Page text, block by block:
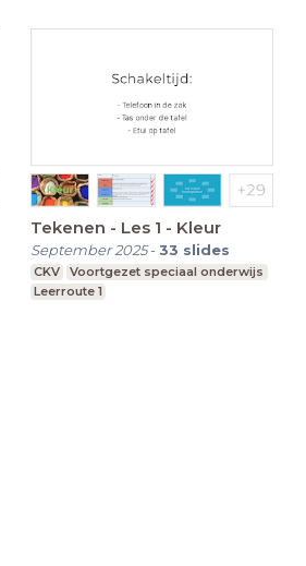
Tekenen - Les 1 - Kleur
September 2025-33 slides
CKV
Voortgezet speciaal onderwijs
Leerroute 1